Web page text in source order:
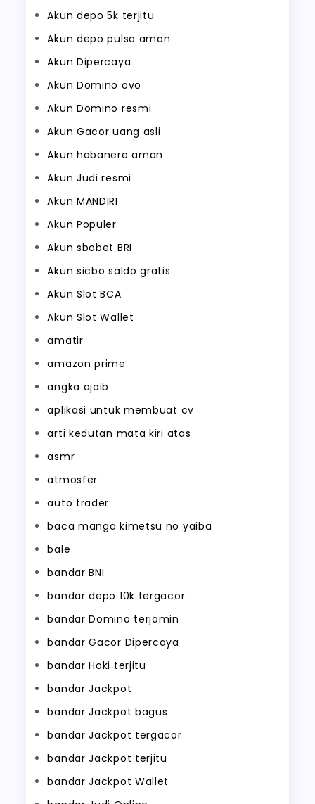
Akun depo 5k terjitu
Akun depo pulsa aman
Akun Dipercaya
Akun Domino ovo
Akun Domino resmi
Akun Gacor uang asli
Akun habanero aman
Akun Judi resmi
Akun MANDIRI
Akun Populer
Akun sbobet BRI
Akun sicbo saldo gratis
Akun Slot BCA
Akun Slot Wallet
amatir
amazon prime
angka ajaib
aplikasi untuk membuat cv
arti kedutan mata kiri atas
asmr
atmosfer
auto trader
baca manga kimetsu no yaiba
bale
bandar BNI
bandar depo 10k tergacor
bandar Domino terjamin
bandar Gacor Dipercaya
bandar Hoki terjitu
bandar Jackpot
bandar Jackpot bagus
bandar Jackpot tergacor
bandar Jackpot terjitu
bandar Jackpot Wallet